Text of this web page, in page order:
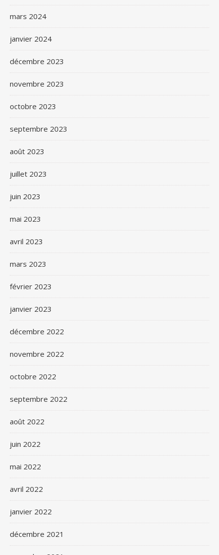
mars 2024
janvier 2024
décembre 2023
novembre 2023
octobre 2023
septembre 2023
août 2023
juillet 2023
juin 2023
mai 2023
avril 2023
mars 2023
février 2023
janvier 2023
décembre 2022
novembre 2022
octobre 2022
septembre 2022
août 2022
juin 2022
mai 2022
avril 2022
janvier 2022
décembre 2021